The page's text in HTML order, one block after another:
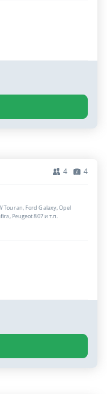
4 4
Touran, Ford Galaxy, Opel
Peugeot 807 и т.п.